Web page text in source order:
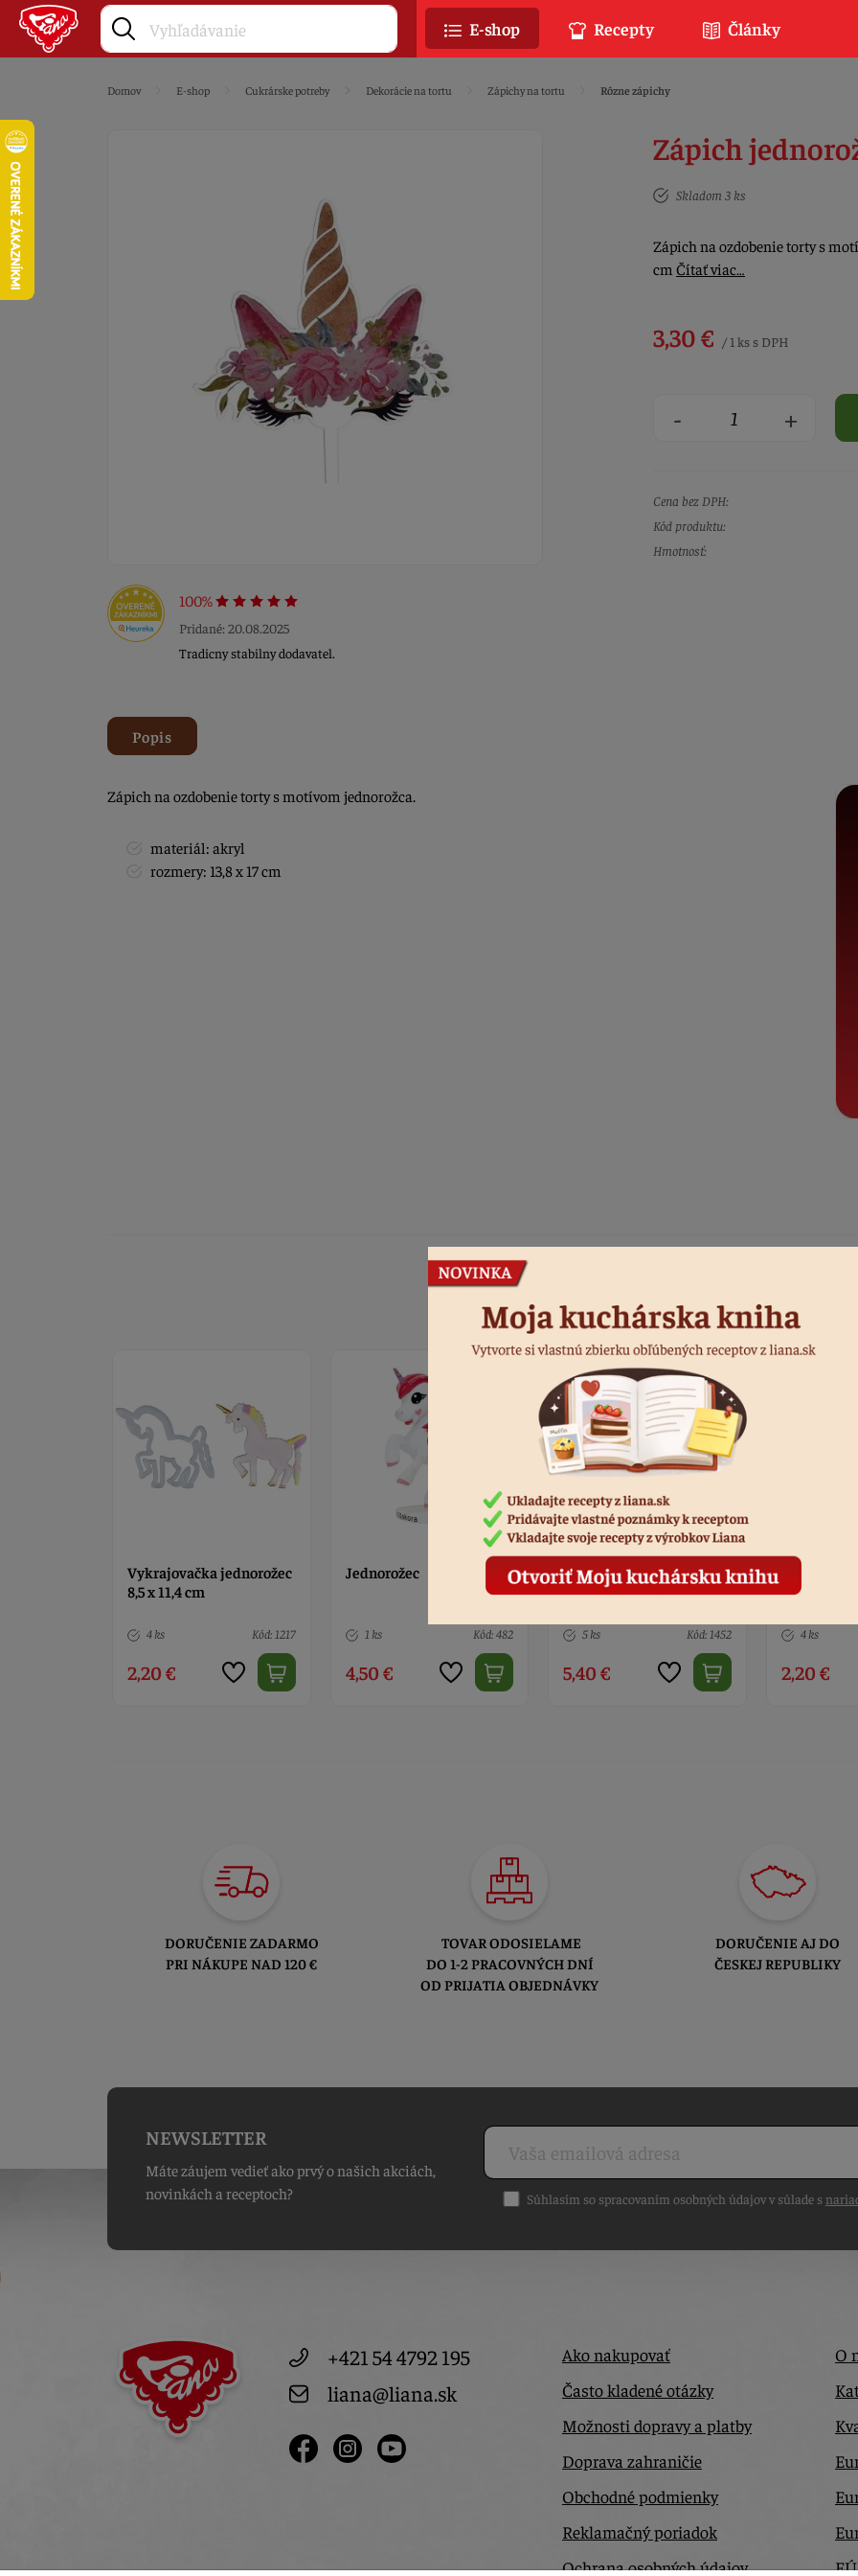
Domov E-shop Cukrárske potreby Dekorácie na tortu Zápichy na tortu Rôzne zápichy
100%
Pridané: 20.08.2025
Tradicny stabilny dodavatel.
Zápich
Skladom 3 ks
Zápich na ozdobenie torty s
cm Čítať viac…
3,30 € / 1 ks s DPH
- +
Cena bez DPH:
Kód produktu:
Hmotnosť:
Popis
Zápich na ozdobenie torty s motívom jednorožca.
materiál: akryl
rozmery: 13,8 x 17 cm
Jednorožec
1 ks Kód: 482
4,50 €
Jednorožec farebný -
5 ks Kód: 1452
5,40 €
Vykrajovačka jednorožec
8,5 x 11,4 cm
4 ks Kód: 1217
2,20 €
1 ks
4,50 €
DORUČENIE ZADARMO
PRI NÁKUPE NAD 120 €
TOVAR ODOSIELAME
DO 1-2 PRACOVNÝCH DNÍ
OD PRIJATIA OBJEDNÁVKY
DORUČENIE AJ DO
ČESKEJ REPUBLIKY
NEWSLETTER
Máte záujem vedieť ako prvý o našich akciách,
novinkách a receptoch?
Súhlasím so spracovaním osobných údajov v súlade s
+421 54 4792 195
liana@liana.sk
Ako nakupovať
Často kladené otázky
Možnosti dopravy a platby
Doprava zahraničie
Obchodné podmienky
Reklamačný poriadok
Ochrana osobných údajov
O
E-shop Recepty Články